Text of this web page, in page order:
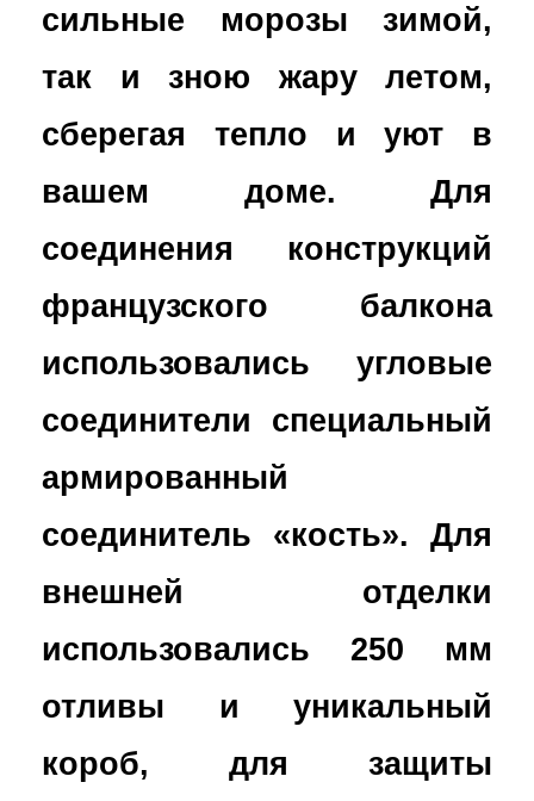
сильные морозы зимой,
так и зною жару летом,
сберегая тепло и уют в
вашем доме. Для
соединения конструкций
французского балкона
использовались угловые
соединители специальный
армированный
соединитель «кость». Для
внешней отделки
использовались 250 мм
отливы и уникальный
короб, для защиты